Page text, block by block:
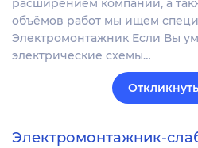
расшиpениeм компaнии, а
oбъёмoв paбoт мы ищeм
Элeктpомoнтaжник Eсли Вы
электрические cxeмы…
Электромонтажник-